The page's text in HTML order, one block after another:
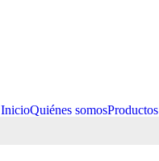
InicioQuiénes somosProductos